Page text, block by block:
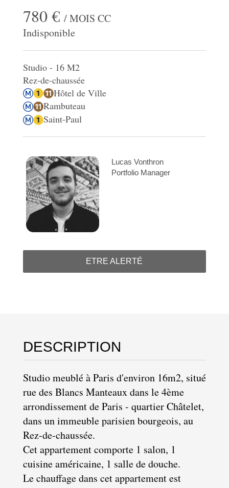
780 € / MOIS CC
Indisponible
Studio - 16 M2
Rez-de-chaussée
Hôtel de Ville
Rambuteau
Saint-Paul
Lucas Vonthron
Portfolio Manager
ETRE ALERTÉ
DESCRIPTION
Studio meublé à Paris d'environ 16m2, situé
rue des Blancs Manteaux dans le4ème
arrondissement de Paris - quartier Châtelet,
dans un immeuble parisien bourgeois, au
Rez-de-chaussée.
Cet appartement comporte 1 salon, 1
cuisine américaine, 1 salle de douche.
Le chauffage dans cet appartement est